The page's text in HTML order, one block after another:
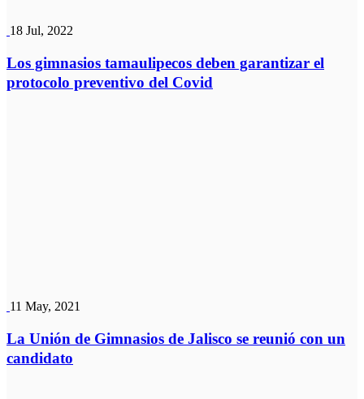
18 Jul, 2022
Los gimnasios tamaulipecos deben garantizar el
protocolo preventivo del Covid
11 May, 2021
La Unión de Gimnasios de Jalisco se reunió con un
candidato